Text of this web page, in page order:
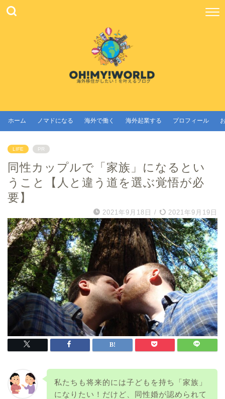
ホーム ノマドになる 海外で働く 海外起業する プロフィール
LIFE PR
同性カップルで「家族」になるとい
うこと【人と違う道を選ぶ覚悟が必
要】
2021年9月18日 / 2021年9月19日
私たちも将来的には子どもを持ち「家族」
になりたい！だけど、同性婚が認められて